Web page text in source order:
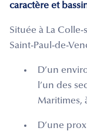
caractère et
Située à La
Saint-Paul-de-
D’un
l’un des
Maritimes,
D’une